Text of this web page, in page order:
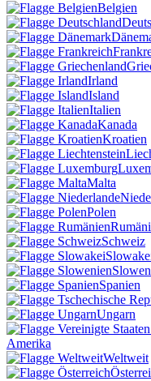
Belgien
Irland
Island
Italien
Kanada
Kroatien
Malta
Polen
Schweiz
Spanien
Ungarn
Amerika
Weltweit